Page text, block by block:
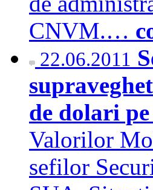
CNVM.…
22.06.2011
de dolari
Valorilor
sefilor